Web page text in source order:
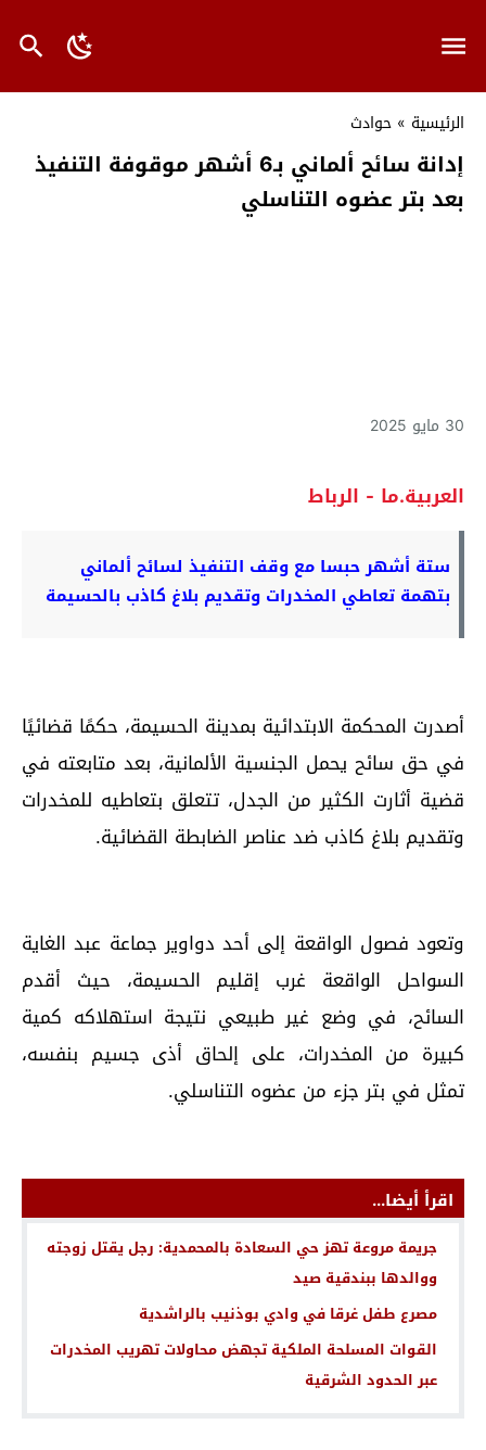
الرئيسية » حوادث
إدانة سائح ألماني بـ6 أشهر موقوفة التنفيذ
بعد بتر عضوه التناسلي
30 مايو 2025
العربية.ما - الرباط
ستة أشهر حبسا مع وقف التنفيذ لسائح ألماني
بتهمة تعاطي المخدرات وتقديم بلاغ كاذب بالحسيمة
أصدرت المحكمة الابتدائية بمدينة الحسيمة، حكمًا قضائيًا
في حق سائح يحمل الجنسية الألمانية، بعد متابعته في
قضية أثارت الكثير من الجدل، تتعلق بتعاطيه للمخدرات
وتقديم بلاغ كاذب ضد عناصر الضابطة القضائية.
وتعود فصول الواقعة إلى أحد دواوير جماعة عبد الغاية
السواحل الواقعة غرب إقليم الحسيمة، حيث أقدم
السائح، في وضع غير طبيعي نتيجة استهلاكه كمية
كبيرة من المخدرات، على إلحاق أذى جسيم بنفسه،
تمثل في بتر جزء من عضوه التناسلي.
اقرأ أيضا...
جريمة مروعة تهز حي السعادة بالمحمدية: رجل يقتل زوجته
ووالدها ببندقية صيد
مصرع طفل غرقا في وادي بوذنيب بالراشدية
القوات المسلحة الملكية تجهض محاولات تهريب المخدرات
عبر الحدود الشرقية